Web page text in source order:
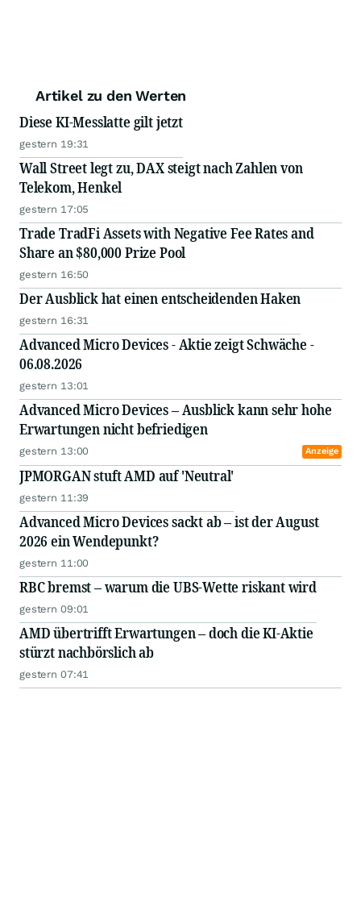
Artikel zu den Werten
Diese KI-Messlatte gilt jetzt
gestern 19:31
Wall Street legt zu, DAX steigt nach Zahlen von
Telekom, Henkel
gestern 17:05
Trade TradFi Assets with Negative Fee Rates and
Share an $80,000 Prize Pool
gestern 16:50
Der Ausblick hat einen entscheidenden Haken
gestern 16:31
Advanced Micro Devices - Aktie zeigt Schwäche -
06.08.2026
gestern 13:01
Advanced Micro Devices – Ausblick kann sehr hohe
Erwartungen nicht befriedigen
gestern 13:00 Anzeige
JPMORGAN stuft AMD auf 'Neutral'
gestern 11:39
Advanced Micro Devices sackt ab – ist der August
2026 ein Wendepunkt?
gestern 11:00
RBC bremst – warum die UBS-Wette riskant wird
gestern 09:01
AMD übertrifft Erwartungen – doch die KI-Aktie
stürzt nachbörslich ab
gestern 07:41